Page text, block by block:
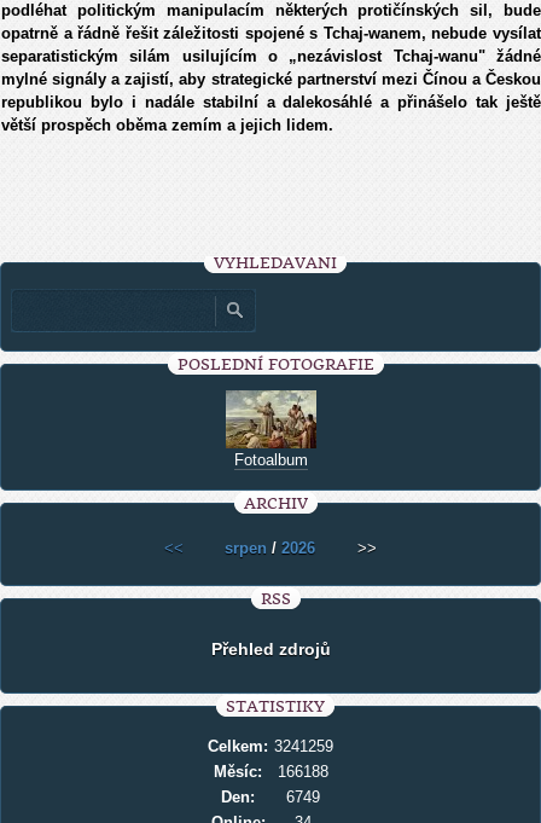
podléhat politickým manipulacím některých protičínských sil, bude
opatrně a řádně řešit záležitosti spojené s Tchaj-wanem, nebude vysílat
separatistickým silám usilujícím o „nezávislost Tchaj-wanu" žádné
mylné signály a zajistí, aby strategické partnerství mezi Čínou a Českou
republikou bylo i nadále stabilní a dalekosáhlé a přinášelo tak ještě
větší prospěch oběma zemím a jejich lidem.
VYHLEDÁVÁNÍ
POSLEDNÍ FOTOGRAFIE
Fotoalbum
ARCHIV
<< srpen / 2026 >>
RSS
Přehled zdrojů
STATISTIKY
Celkem: 3241259
Měsíc:
166188
Den:
6749